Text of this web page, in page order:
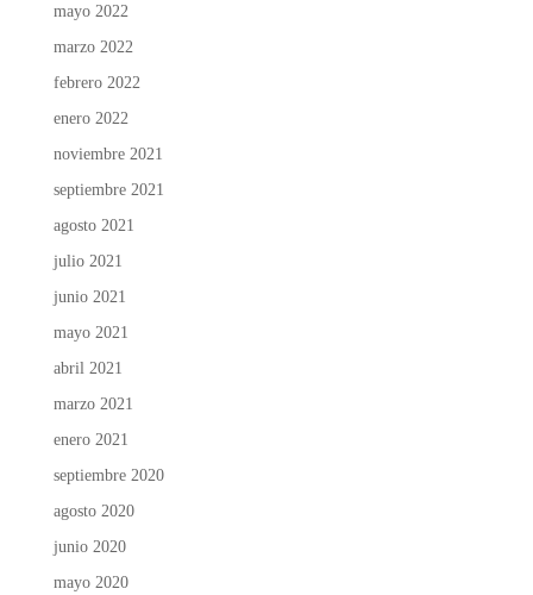
mayo 2022
marzo 2022
febrero 2022
enero 2022
noviembre 2021
septiembre 2021
agosto 2021
julio 2021
junio 2021
mayo 2021
abril 2021
marzo 2021
enero 2021
septiembre 2020
agosto 2020
junio 2020
mayo 2020